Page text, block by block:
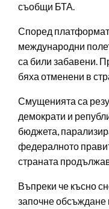
съобщи БТА.
Според
международни
са били забавени.
бяха отменени в
Смущенията са
демократи и
бюджета,
федералното
страната
Въпреки че късно
започне обсъждане